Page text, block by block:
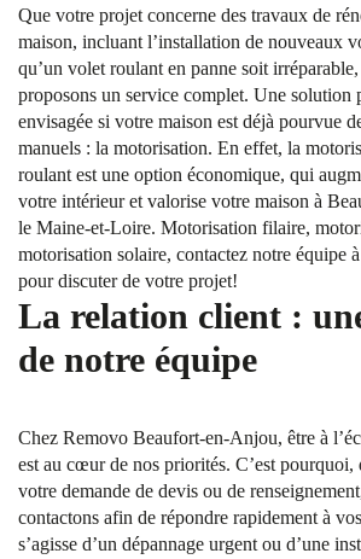
Que votre projet concerne des travaux de
maison, incluant l’installation de nouveaux
qu’un volet roulant en panne soit
proposons un service complet. Une solution
envisagée si votre maison est déjà pourvue
manuels : la motorisation. En effet, la
roulant est une option économique, qui
votre intérieur et valorise votre maison à
le Maine-et-Loire. Motorisation filaire,
motorisation solaire, contactez notre équipe
pour discuter de votre projet!
La relation client :
de notre équipe
Chez Removo Beaufort-en-Anjou, être à
est au cœur de nos priorités. C’est pourquoi,
votre demande de devis ou de
contactons afin de répondre rapidement à
s’agisse d’un dépannage urgent ou d’une